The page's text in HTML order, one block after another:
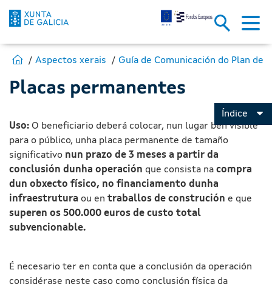
Placas permanentes - Fondos
Skip to Main Content
Estás en:
Ir para Fondos Europeos
Aspectos xerais
Placas permanentes
Uso: O beneficiario deberá colocar, nun lugar ben visible
para o público, unha placa permanente de tamaño
significativo nun prazo de 3 meses a partir da
conclusión dunha operación que consista na compra
dun obxecto físico, no financiamento dunha
infraestrutura ou en traballos de construción e que
superen os 500.000 euros de custo total
subvencionable.
É necesario ter en conta que a conclusión da operación
considérase neste caso como conclusión física da
Índice